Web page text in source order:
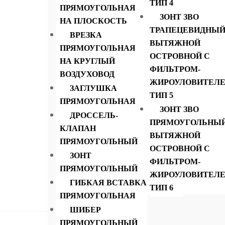
ПРЯМОУГОЛЬНАЯ
НА ПЛОСКОСТЬ
ВРЕЗКА
ПРЯМОУГОЛЬНАЯ
НА КРУГЛЫЙ
ВОЗДУХОВОД
ЗАГЛУШКА
ПРЯМОУГОЛЬНАЯ
ДРОССЕЛЬ-
КЛАПАН
ПРЯМОУГОЛЬНЫЙ
ЗОНТ
ПРЯМОУГОЛЬНЫЙ
ГИБКАЯ ВСТАВКА
ПРЯМОУГОЛЬНАЯ
ШИБЕР
ПРЯМОУГОЛЬНЫЙ
ТИП 4
ЗОНТ ЗВО
ТРАПЕЦЕВИДНЫЙ
ВЫТЯЖНОЙ
ОСТРОВНОЙ С
ФИЛЬТРОМ-
ТИП 5
ЗОНТ ЗВО
ВЫТЯЖНОЙ
ОСТРОВНОЙ С
ФИЛЬТРОМ-
ТИП 6
Описание заглушка круг
Диаметр ………………………….500 мм
Тип………………………..на фланцах, без фланцев
Заглушка -это фасонная часть воздуховода;
поток воздуха и защищает от попадания
зависимости от диаметра L=50 мм.